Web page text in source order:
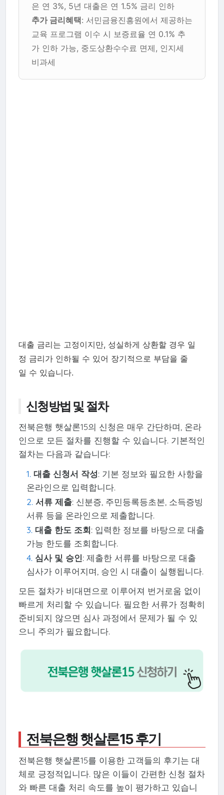
은 연 3%, 5년 대출은 연 1.5% 금리 인하
추가 금리혜택: 서민금융진흥원에서 제공하는
교육 프로그램 이수 시 보증료율 연 0.1% 추
가 인하 가능, 중도상환수수료 면제, 인지세
비과세
대출 금리는 고정이지만, 성실하게 상환할 경우 일
정 금리가 인하될 수 있어 장기적으로 부담을 줄
일 수 있습니다.
신청방법 및 절차
전북은행 햇살론15의 신청은 매우 간단하며, 온라
인으로 모든 절차를 진행할 수 있습니다. 기본적인
절차는 다음과 같습니다:
대출 신청서 작성: 기본 정보와 필요한 사항을
온라인으로 입력합니다.
서류 제출: 신분증, 주민등록등초본, 소득증빙
서류 등을 온라인으로 제출합니다.
대출 한도 조회: 입력한 정보를 바탕으로 대출
가능 한도를 조회합니다.
심사 및 승인: 제출한 서류를 바탕으로 대출
심사가 이루어지며, 승인 시 대출이 실행됩니다.
모든 절차가 비대면으로 이루어져 번거로움 없이
빠르게 처리할 수 있습니다. 필요한 서류가 정확히
준비되지 않으면 심사 과정에서 문제가 될 수 있
으니 주의가 필요합니다.
전북은행 햇살론15 후기
전북은행 햇살론15를 이용한 고객들의 후기는 대
체로 긍정적입니다. 많은 이들이 간편한 신청 절차
와 빠른 대출 처리 속도를 높이 평가하고 있습니